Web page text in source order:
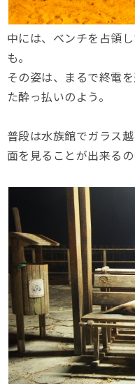
中には、ベンチを占領
も。
その姿は、まるで終電
た酔っ払いのよう。
普段は水族館でガラス
面を見ることが出来るの